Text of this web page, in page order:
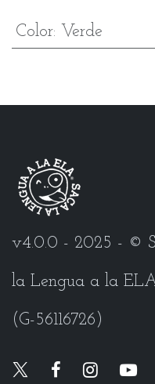
Color: Verde
v4.0.0 - 2025 - ©
la Lengua a la
(G-56116726)